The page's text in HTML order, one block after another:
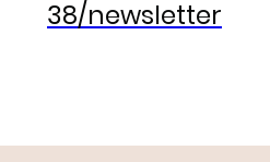
38/newsletter